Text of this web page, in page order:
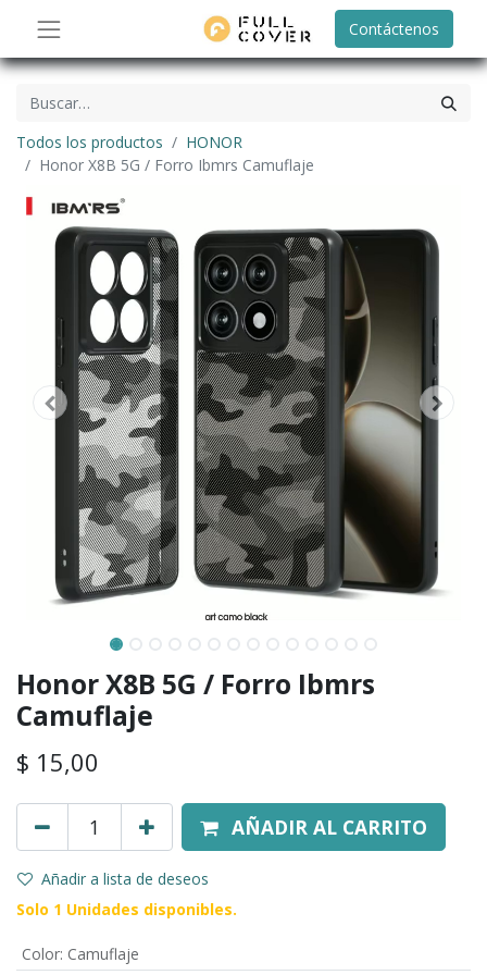
Contáctenos
Todos los productos
HONOR
Honor X8B 5G / Forro Ibmrs Camuflaje
Honor X8B 5G / Forro Ibmrs
Camuflaje
$ 15,00
AÑADIR AL CARRITO
Añadir a lista de deseos
Solo 1 Unidades disponibles.
Color: Camuflaje